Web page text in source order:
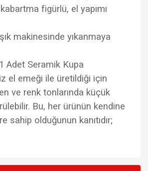
figürlü, el yapımı
makinesinde yıkanmaya
1 Adet Seramik Kupa
el emeği ile üretildiği için
ve renk tonlarında küçük
Bu, her ürünün kendine
sahip olduğunun kanıtıdır;